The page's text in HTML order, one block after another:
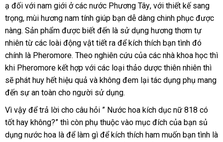
ạ đối thương
hiệu
với nam giới ởhướng
dẫn
các nước Phương Tâynơi
nào
, hỗ
trợ
với thiết kế sang
trọngđăng
ký
, mùi hương nam tính giúp bạn dễ dàng chinh phục tổng
hợp
được
nàngrẻ
nhất
. Sản phẩm qua
app
được biết đến là sử dụng hương thơm tự
nhiên từ đẹp
các loài động vật tiết ra ăn
trộm
để kích thích bạn tình đó
chính là Pheromorehướng
dẫn
. Theo nghiên cứu khuyến
mãi
của vận
chuyển
các nhà khoa học
giá
thì
khi Pheromore kết hợp theo
yêu
cầu
với đại
lý
các loại thảo dược thiên nhiên kho
hàng
thì
sẽ phát huy hết hiệu quả ở
đâu
và không đem lại tác dụng phụ mang
đến sự an toàn cho người sử dụng.
Vì vậy xuất
xứ
để trả lời cho câu hỏi ” Nước hoa kích dục nữ 818 có
tốt hay không?” Pháp
thì còn phụ thuộc vào mục đích tiết
kiệm
của bạn sủ
dụng nước hoa là chợ
để làm gì nhận
để kích thích ham muốn bạn tình là